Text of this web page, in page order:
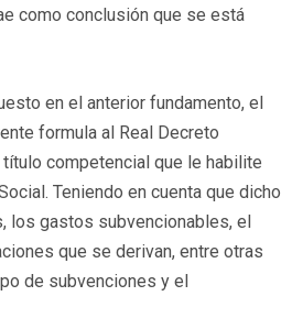
como conclusión que se está
en el anterior fundamento, el
formula al Real Decreto
competencial que le habilite
Teniendo en cuenta que dicho
los gastos subvencionables, el
que se derivan, entre otras
de subvenciones y el